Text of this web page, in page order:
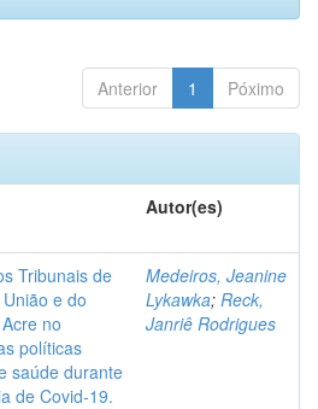
Anterior 1 Póximo
Autor(es)
Tribunais de
e do
no
políticas
saúde durante
de Covid-19.
Medeiros, Jeanine
Lykawka; Reck,
Janriê Rodrigues